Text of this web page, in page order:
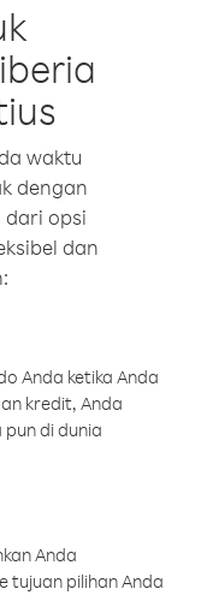
waktu
dengan
dari opsi
dan
Anda ketika Anda
kredit, Anda
di dunia
Anda
tujuan pilihan Anda